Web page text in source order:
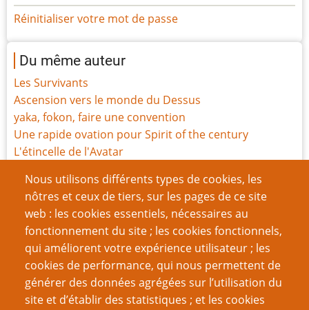
Nous utilisons différents types de cookies, les
nôtres et ceux de tiers, sur les pages de ce site
web : les cookies essentiels, nécessaires au
fonctionnement du site ; les cookies fonctionnels,
qui améliorent votre expérience utilisateur ; les
cookies de performance, qui nous permettent de
générer des données agrégées sur l’utilisation du
site et d’établir des statistiques ; et les cookies
Réinitialiser votre mot de passe
Du même auteur
Les Survivants
Ascension vers le monde du Dessus
yaka, fokon, faire une convention
Une rapide ovation pour Spirit of the century
L'étincelle de l'Avatar
toujours des billes en économie
Style et structure
Résumez-le !
Osez être stupide
L'Avatar, l'Audience et l'Auteur
Pagination
Page
précédente
‹‹ 9
Page
suivante
››